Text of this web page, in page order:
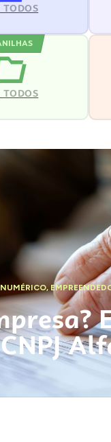
TODOS
TODOS
,